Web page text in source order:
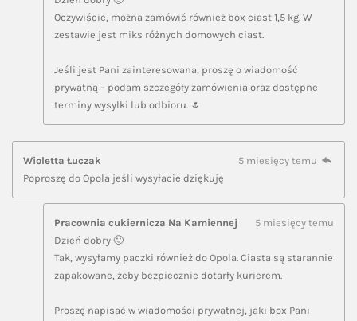
Oczywiście, można zamówić również box ciast 1,5 kg. W
zestawie jest miks różnych domowych ciast.
Jeśli jest Pani zainteresowana, proszę o wiadomość
prywatną – podam szczegóły zamówienia oraz dostępne
terminy wysyłki lub odbioru. 🌷
Wioletta Łuczak
5 miesięcy temu
Poproszę do Opola jeśli wysyłacie dziękuję
Pracownia cukiernicza Na Kamiennej
5 miesięcy temu
Dzień dobry 🙂
Tak, wysyłamy paczki również do Opola. Ciasta są starannie
zapakowane, żeby bezpiecznie dotarły kurierem.
Proszę napisać w wiadomości prywatnej, jaki box Pani